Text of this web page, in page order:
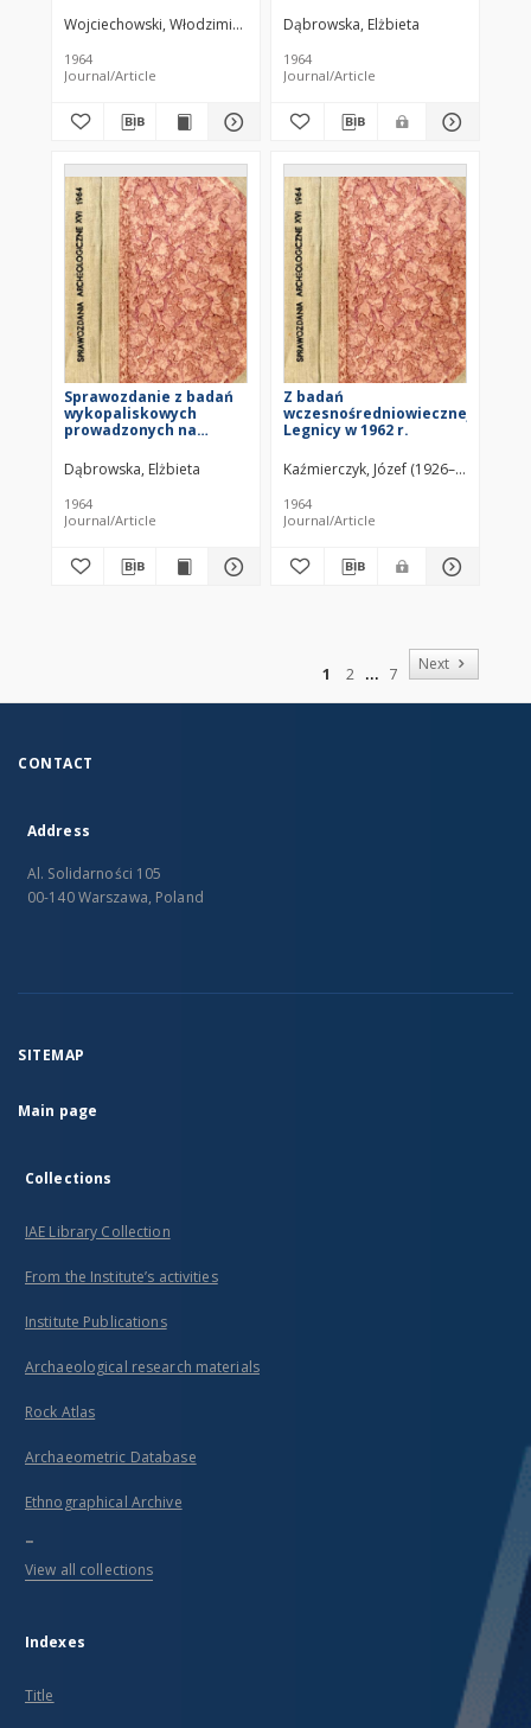
Dzierżoniów, w 1962 r.
Wojciechowski, Włodzimierz
1964
Journal/Article
Dąbrowska, Elżbieta
1964
Journal/Article
Sprawozdanie z badań
wykopaliskowych
prowadzonych na
w Chrobrzu, pow.
Pińczów, w latach 1959-
1960
Dąbrowska, Elżbieta
1964
Journal/Article
Z badań
wczesnośredniowiecznej
Legnicy w 1962 r.
Kaźmierczyk, Józef (1926–1993)
1964
Journal/Article
1 2
7
Next
CONTACT
Address
Al. Solidarności 105
00-140 Warszawa, Poland
SITEMAP
Main page
Collections
IAE Library Collection
From the Institute’s activities
Institute Publications
Archaeological research materials
Rock Atlas
Archaeometric Database
Ethnographical Archive
...
View all collections
Indexes
Title